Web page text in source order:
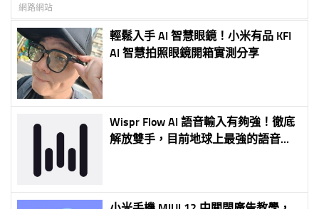
網路網站
輕鬆入手 AI 智慧眼鏡！小米有品 KFI
AI 智慧拍照眼鏡開箱實測分享
Wispr Flow AI 語音輸入有夠強！徹底
解放雙手，目前地球上最強的語音輸